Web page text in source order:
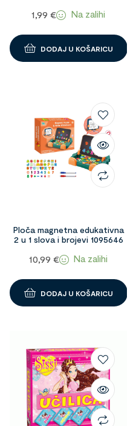
1,99€ Na zalihi
DODAJ U KOŠARICU
Ploča magnetna edukativna
2 u 1 slova i brojevi 1095646
10,99 € Na zalihi
DODAJ U KOŠARICU